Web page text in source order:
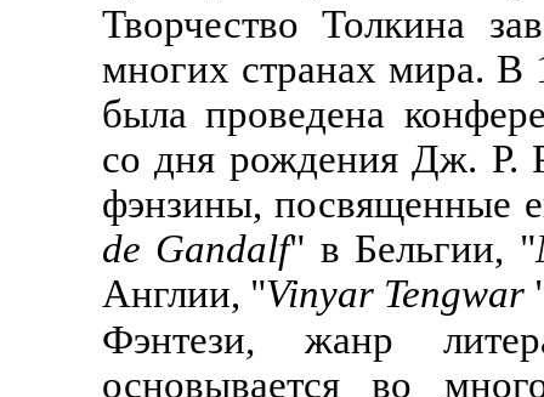
Творчество Толкина
многих странах мира. В
была проведена
со дня рождения Дж. Р.
фэнзины, посвященные
de Gandalf" в Бельгии, "
Англии, "Vinyar Tengwar
Фэнтези, жанр
основывается во